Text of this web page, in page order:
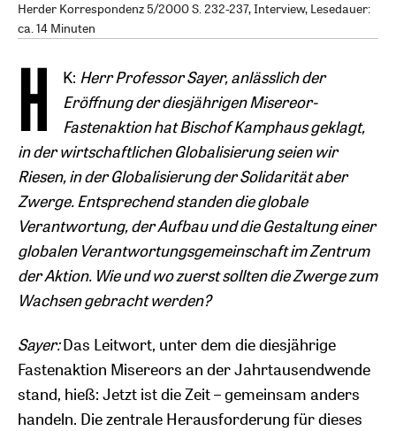
Herder Korrespondenz 5/2000 S. 232-237, Interview, Lesedauer:
ca. 14 Minuten
H K: Herr Professor Sayer, anlässlich der
Eröffnung der diesjährigen Misereor-
Fastenaktion hat Bischof Kamphaus geklagt,
in der wirtschaftlichen Globalisierung seien wir
Riesen, in der Globalisierung der Solidarität aber
Zwerge. Entsprechend standen die globale
Verantwortung, der Aufbau und die Gestaltung einer
globalen Verantwortungsgemeinschaft im Zentrum
der Aktion. Wie und wo zuerst sollten die Zwerge zum
Wachsen gebracht werden?
Sayer:Das Leitwort, unter dem die diesjährige
Fastenaktion Misereors an der Jahrtausendwende
stand, hieß: Jetzt ist die Zeit – gemeinsam anders
handeln. Die zentrale Herausforderung für dieses